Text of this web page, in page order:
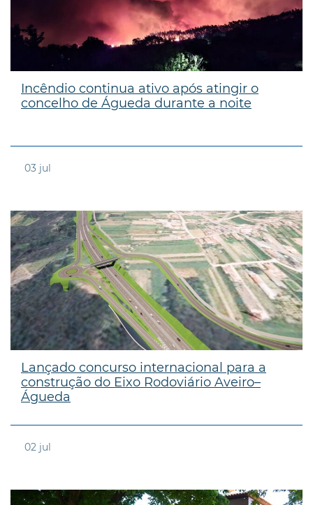
Incêndio continua ativo após atingir o
concelho de Águeda durante a noite
03 jul
Lançado concurso internacional para a
construção do Eixo Rodoviário Aveiro–
Águeda
02 jul